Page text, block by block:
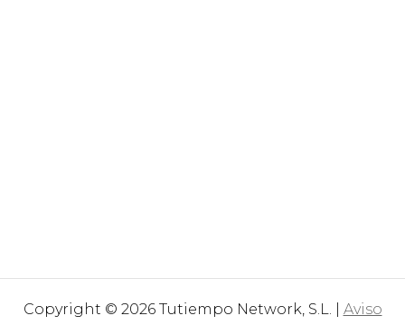
Copyright © 2026 Tutiempo Network, S.L. | Aviso